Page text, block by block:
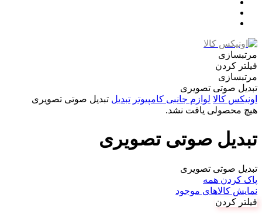
مرتبسازی
فیلتر کردن
مرتبسازی
تبدیل صوتی تصویری
اونیکس کالا لوازم جانبی کامپیوتر تبدیل تبدیل صوتی تصویری
هیچ محصولی یافت نشد.
تبدیل صوتی تصویری
تبدیل صوتی تصویری
پاک کردن همه
نمایش کالاهای موجود
فیلتر کردن